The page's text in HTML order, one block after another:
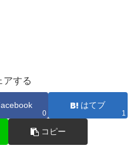
アする
0
はてブ
1
コピー